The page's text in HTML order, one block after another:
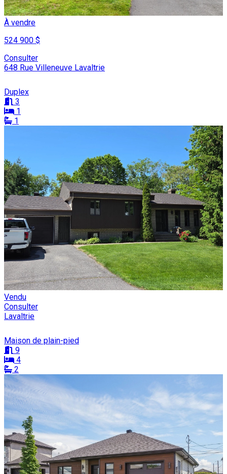
À vendre
524 900 $
Consulter
648 Rue Villeneuve Lavaltrie
Duplex
3
1
1
Vendu
Consulter
Lavaltrie
Maison de plain-pied
9
4
2